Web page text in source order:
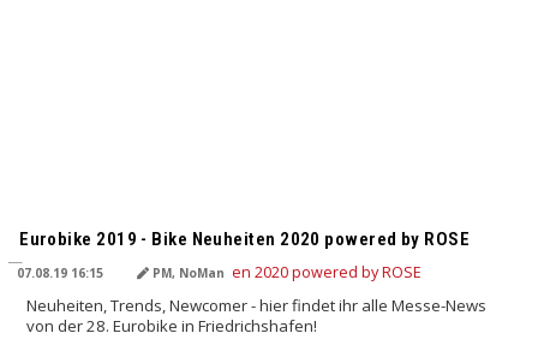
Eurobike 2019 - Bike Neuheiten 2020 powered by ROSE
07.08.19 16:15 PM, NoMan
Neuheiten, Trends, Newcomer - hier findet ihr alle Messe-News
von der 28. Eurobike in Friedrichshafen!